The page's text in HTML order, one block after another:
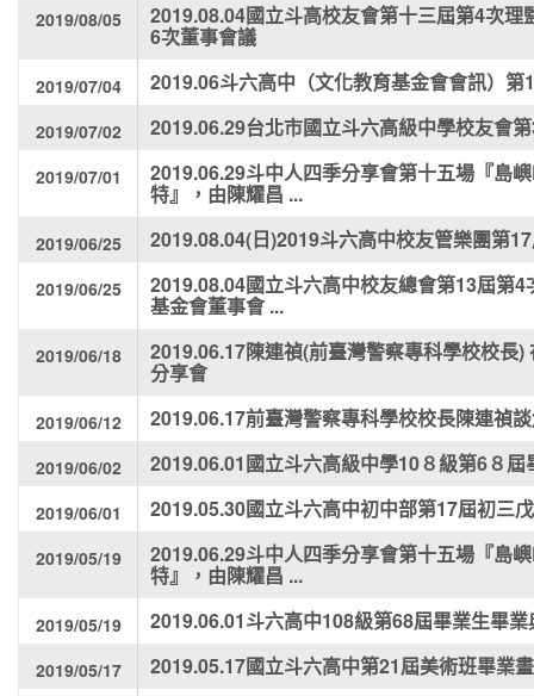
2019/08/05 2019.08.04國立斗高校友會第十三屆第4次理
6次董事會議
2019/07/04 2019.06斗六高中（文化教育基金會會訊）第
2019/07/02 2019.06.29台北市國立斗六高級中學校友會
2019/07/01 2019.06.29斗中人四季分享會第十五場『島
特』，由陳耀昌 ...
2019/06/25 2019.08.04(日)2019斗六高中校友管樂團第
2019/06/25 2019.08.04國立斗六高中校友總會第13屆第
基金會董事會 ...
2019/06/18 2019.06.17陳連禎(前臺灣警察專科學校校長
分享會
2019/06/12 2019.06.17前臺灣警察專科學校校長陳連禎
2019/06/02 2019.06.01國立斗六高級中學10８級第6８屆
2019/06/01 2019.05.30國立斗六高中初中部第17屆初三
2019/05/19 2019.06.29斗中人四季分享會第十五場『島
特』，由陳耀昌 ...
2019/05/19 2019.06.01斗六高中108級第68屆畢業生畢業
2019/05/17 2019.05.17國立斗六高中第21屆美術班畢業